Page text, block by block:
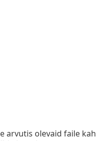
arvutis olevaid faile